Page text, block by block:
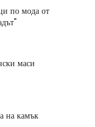
по мода от
маси
на камък